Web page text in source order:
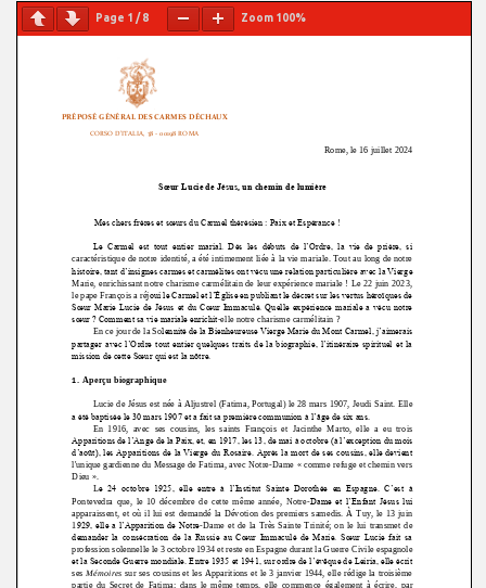
Page 1 /8 Zoom 100%